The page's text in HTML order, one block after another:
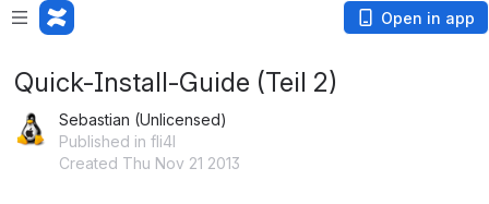
Open in app
Quick-Install-Guide (Teil 2)
Sebastian (Unlicensed)
Published in fli4l
Created Thu Nov 21 2013